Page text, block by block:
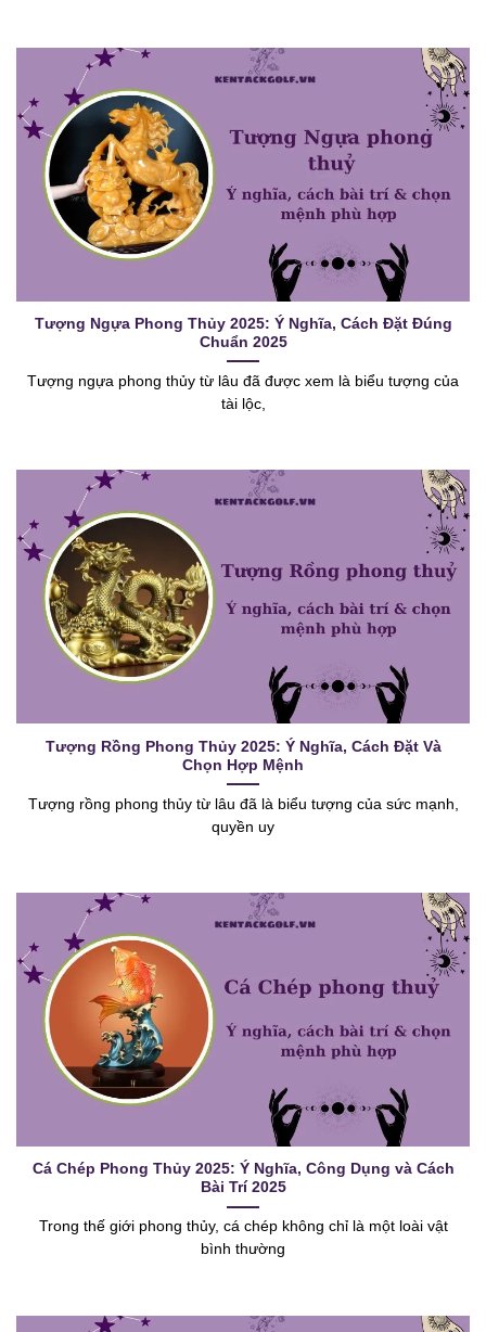
Tượng Ngựa Phong Thủy 2025: Ý Nghĩa, Cách Đặt Đúng
Chuẩn 2025
Tượng ngựa phong thủy từ lâu đã được xem là biểu tượng của
tài lộc,
Tượng Rồng Phong Thủy 2025: Ý Nghĩa, Cách Đặt Và
Chọn Hợp Mệnh
Tượng rồng phong thủy từ lâu đã là biểu tượng của sức mạnh,
quyền uy
Cá Chép Phong Thủy 2025: Ý Nghĩa, Công Dụng và Cách
Bài Trí 2025
Trong thế giới phong thủy, cá chép không chỉ là một loài vật
bình thường